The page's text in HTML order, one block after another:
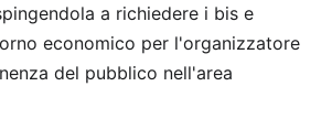
a richiedere i bis e
economico per l'organizzatore
del pubblico nell'area